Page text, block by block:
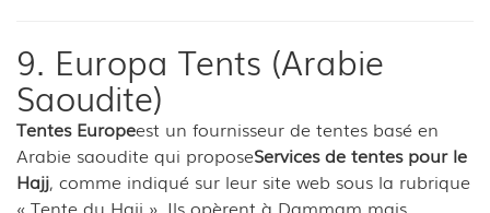
9. Europa Tents (Arabie
Saoudite)
Tentes Europeest un fournisseur de tentes basé en
Arabie saoudite qui proposeServices de tentes pour le
Hajj, comme indiqué sur leur site web sous la rubrique
« Tente du Hajj ». Ils opèrent à Dammam mais